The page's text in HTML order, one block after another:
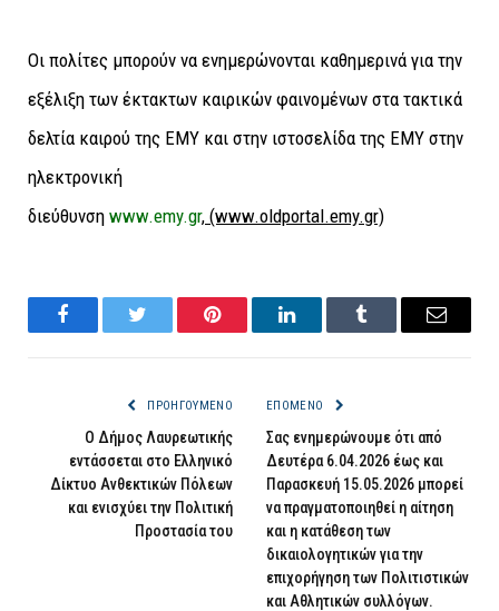
Οι πολίτες μπορούν να ενημερώνονται καθημερινά για την
εξέλιξη των έκτακτων καιρικών φαινομένων στα τακτικά
δελτία καιρού της ΕΜΥ και στην ιστοσελίδα της ΕΜΥ στην
ηλεκτρονική
διεύθυνση www.emy.gr, (www.oldportal.emy.gr)
FacebookTwitter Pinterest LinkedInTumblr Email
ΠΡΟΗΓΟΎΜΕΝΟ
Ο Δήμος Λαυρεωτικής
εντάσσεται στο Ελληνικό
Δίκτυο Ανθεκτικών Πόλεων
και ενισχύει την Πολιτική
Προστασία του
ΕΠΌΜΕΝΟ
Σας ενημερώνουμε ότι από
Δευτέρα 6.04.2026 έως και
Παρασκευή 15.05.2026 μπορεί
να πραγματοποιηθεί η αίτηση
και η κατάθεση των
δικαιολογητικών για την
επιχορήγηση των Πολιτιστικών
και Αθλητικών συλλόγων.